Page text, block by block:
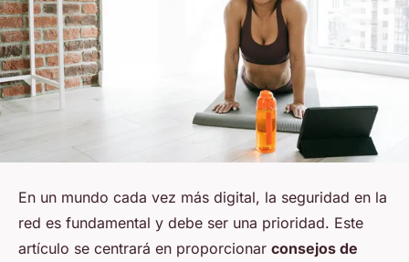
En un mundo cada vez más digital, la seguridad en la
red es fundamental y debe ser una prioridad. Este
artículo se centrará en proporcionar consejos de